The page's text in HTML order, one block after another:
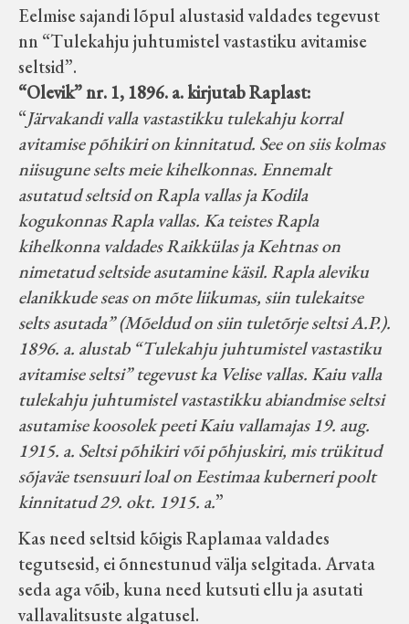
Eelmise sajandi lõpul alustasid valdades tegevust
nn “Tulekahju juhtumistel vastastiku avitamise
seltsid”.
“Olevik” nr. 1, 1896. a. kirjutab Raplast:
“Järvakandi valla vastastikku tulekahju korral
avitamise põhikiri on kinnitatud. See on siis kolmas
niisugune selts meie kihelkonnas. Ennemalt
asutatud seltsid on Rapla vallas ja Kodila
kogukonnas Rapla vallas. Ka teistes Rapla
kihelkonna valdades Raikkülas ja Kehtnas on
nimetatud seltside asutamine käsil. Rapla aleviku
elanikkude seas on mõte liikumas, siin tulekaitse
selts asutada” (Mõeldud on siin tuletõrje seltsi A.P.).
1896. a. alustab “Tulekahju juhtumistel vastastiku
avitamise seltsi” tegevust ka Velise vallas. Kaiu valla
tulekahju juhtumistel vastastikku abiandmise seltsi
asutamise koosolek peeti Kaiu vallamajas 19. aug.
1915. a. Seltsi põhikiri või põhjuskiri, mis trükitud
sõjaväe tsensuuri loal on Eestimaa kuberneri poolt
kinnitatud 29. okt. 1915. a.”
Kas need seltsid kõigis Raplamaa valdades
tegutsesid, ei õnnestunud välja selgitada. Arvata
seda aga võib, kuna need kutsuti ellu ja asutati
vallavalitsuste algatusel.